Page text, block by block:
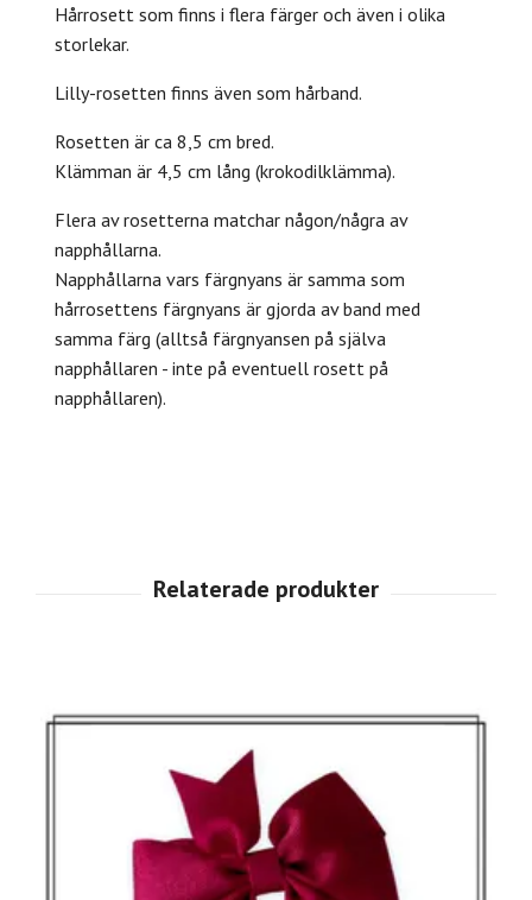
Hårrosett som finns i flera färger och även i olika
storlekar.
Lilly-rosetten finns även som hårband.
Rosetten är ca 8,5 cm bred.
Klämman är 4,5 cm lång (krokodilklämma).
Flera av rosetterna matchar någon/några av
napphållarna.
Napphållarna vars färgnyans är samma som
hårrosettens färgnyans är gjorda av band med
samma färg (alltså färgnyansen på själva
napphållaren - inte på eventuell rosett på
napphållaren).